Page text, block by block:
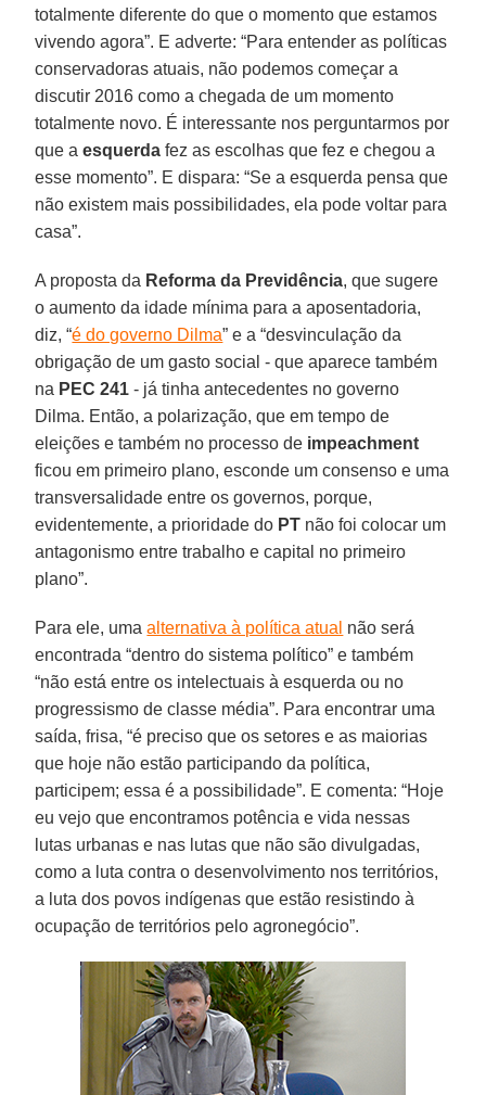
totalmente diferente do que o momento que estamos
vivendo agora”. E adverte: “Para entender as políticas
conservadoras atuais, não podemos começar a
discutir 2016 como a chegada de um momento
totalmente novo. É interessante nos perguntarmos por
que aesquerda fez as escolhas que fez e chegou a
esse momento”. E dispara: “Se a esquerda pensa que
não existem mais possibilidades, ela pode voltar para
casa”.
A proposta da Reforma da Previdência, que sugere
o aumento da idade mínima para a aposentadoria,
diz, “é do governo Dilma” e a “desvinculação da
obrigação de um gasto social - que aparece também
na PEC 241 - já tinha antecedentes no governo
Dilma. Então, a polarização, que em tempo de
eleições e também no processo de impeachment
ficou em primeiro plano, esconde um consenso e uma
transversalidade entre os governos, porque,
evidentemente, a prioridade do PT não foi colocar um
antagonismo entre trabalho e capital no primeiro
plano”.
Para ele, umaalternativa à política atual não será
encontrada “dentro do sistema político” e também
“não está entre os intelectuais à esquerda ou no
progressismo de classe média”. Para encontrar uma
saída, frisa, “é preciso que os setores e as maiorias
que hoje não estão participando da política,
participem; essa é a possibilidade”. E comenta: “Hoje
eu vejo que encontramos potência e vida nessas
lutas urbanas e nas lutas que não são divulgadas,
como a luta contra o desenvolvimento nos territórios,
a luta dos povos indígenas que estão resistindo à
ocupação de territórios pelo agronegócio”.